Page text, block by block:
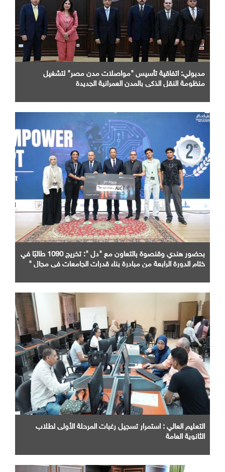
مدبولي: اتفاقية تأسيس "مواصلات مدن مصر" لتشغيل
منظومة النقل الذكي بالمدن العمرانية الجديدة
بحضور هندي وقنصوة بالتعاون مع "دل ": تخريج 1090 طالبًا في
ختام الدورة الرابعة من مبادرة بناء قدرات الجامعات في مجال "
التعليم العالي : استمرار تسجيل رغبات المرحلة الأولى لطلاب
الثانوية العامة